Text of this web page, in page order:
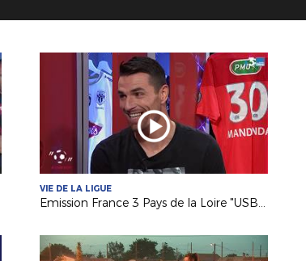
VIE DE LA LIGUE
Emission France 3 Pays de la Loire "USB Foot" #40